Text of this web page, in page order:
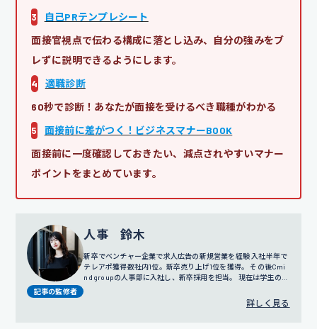
3
自己PRテンプレシート
面接官視点で伝わる構成に落とし込み、自分の強みをブ
レずに説明できるようにします。
4
適職診断
60秒で診断！あなたが面接を受けるべき職種がわかる
5
面接前に差がつく！ビジネスマナーBOOK
面接前に一度確認しておきたい、減点されやすいマナー
ポイントをまとめています。
記事の監修者
人事 鈴木
新卒でベンチャー企業で求人広告の新規営業を経験 入社半年で
テレアポ獲得数社内1位。新卒売り上げ1位を獲得。 その後Cmi
nd groupの人事部に入社し、新卒採用を担当。 現在は学生の面
詳しく見る